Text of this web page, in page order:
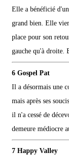
Elle a bénéficié
grand bien. Elle
place pour son
gauche qu'à droite.
6 Gospel Pat
Il a désormais une
mais après ses
il n'a cessé de
demeure médiocre
7 Happy Valley